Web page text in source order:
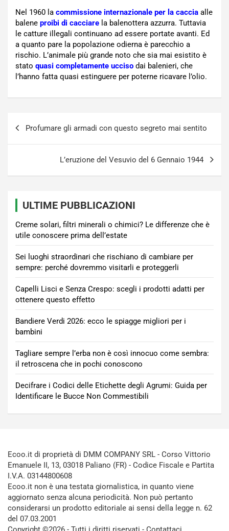
Nel 1960 la commissione internazionale per la caccia alle
balene proibi di cacciare la balenottera azzurra. Tuttavia
le catture illegali continuano ad essere portate avanti. Ed
a quanto pare la popolazione odierna è parecchio a
rischio. L’animale più grande noto che sia mai esistito è
stato quasi completamente ucciso dai balenieri, che
l’hanno fatta quasi estinguere per poterne ricavare l’olio.
Profumare gli armadi con questo segreto mai sentito
L’eruzione del Vesuvio del 6 Gennaio 1944
ULTIME PUBBLICAZIONI
Creme solari, filtri minerali o chimici? Le differenze che è
utile conoscere prima dell’estate
Sei luoghi straordinari che rischiano di cambiare per
sempre: perché dovremmo visitarli e proteggerli
Capelli Lisci e Senza Crespo: scegli i prodotti adatti per
ottenere questo effetto
Bandiere Verdi 2026: ecco le spiagge migliori per i
bambini
Tagliare sempre l’erba non è così innocuo come sembra:
il retroscena che in pochi conoscono
Decifrare i Codici delle Etichette degli Agrumi: Guida per
Identificare le Bucce Non Commestibili
Ecoo.it di proprietà di DMM COMPANY SRL - Corso Vittorio
Emanuele II, 13, 03018 Paliano (FR) - Codice Fiscale e Partita
I.V.A. 03144800608
Ecoo.it non è una testata giornalistica, in quanto viene
aggiornato senza alcuna periodicità. Non può pertanto
considerarsi un prodotto editoriale ai sensi della legge n. 62
del 07.03.2001